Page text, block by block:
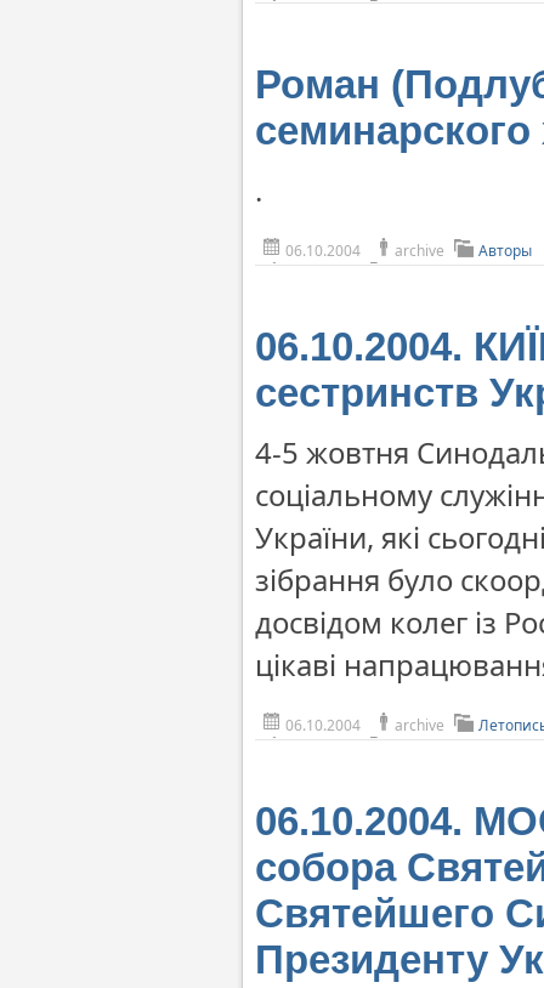
Роман
семинарского
.
06.10.2004 archive Авторы
06.10.2004.
сестринств
4-5 жовтня
соціальному
України, які
зібрання було
досвідом колег із
цікаві
06.10.2004 archive
06.10.2004.
собора
Святейшего
Президенту